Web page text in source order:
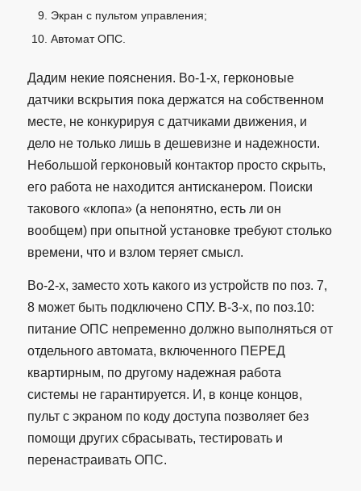
Экран с пультом управления;
Автомат ОПС.
Дадим некие пояснения. Во-1-х, герконовые
датчики вскрытия пока держатся на собственном
месте, не конкурируя с датчиками движения, и
дело не только лишь в дешевизне и надежности.
Небольшой герконовый контактор просто скрыть,
его работа не находится антисканером. Поиски
такового «клопа» (а непонятно, есть ли он
вообщем) при опытной установке требуют столько
времени, что и взлом теряет смысл.
Во-2-х, заместо хоть какого из устройств по поз. 7,
8 может быть подключено СПУ. В-3-х, по поз.10:
питание ОПС непременно должно выполняться от
отдельного автомата, включенного ПЕРЕД
квартирным, по другому надежная работа
системы не гарантируется. И, в конце концов,
пульт с экраном по коду доступа позволяет без
помощи других сбрасывать, тестировать и
перенастраивать ОПС.